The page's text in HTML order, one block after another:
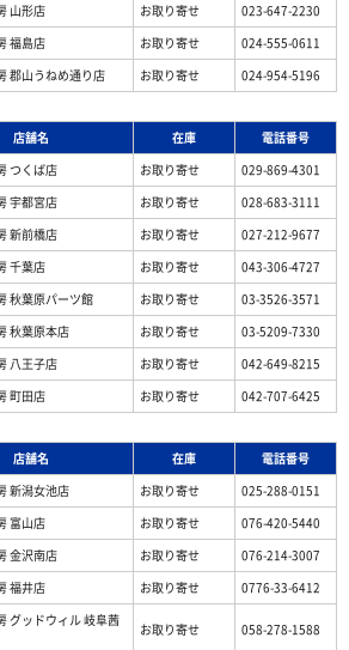
山形店 お取り寄せ
023-647-2230
福島店 お取り寄せ
024-555-0611
郡山うねめ通り店 お取り寄せ 024-954-5196
店舗名 在庫
電話番号
つくば店 お取り寄せ
029-869-4301
宇都宮店 お取り寄せ
028-683-3111
新前橋店 お取り寄せ
027-212-9677
千葉店 お取り寄せ
043-306-4727
秋葉原パーツ館 お取り寄せ
03-3526-3571
秋葉原本店 お取り寄せ
03-5209-7330
八王子店 お取り寄せ
042-649-8215
町田店 お取り寄せ 042-707-6425
店舗名 在庫
電話番号
新潟女池店 お取り寄せ
025-288-0151
富山店 お取り寄せ
076-420-5440
金沢南店 お取り寄せ
076-214-3007
福井店 お取り寄せ 0776-33-6412
グッドウィル 岐阜茜
お取り寄せ 058-278-1588